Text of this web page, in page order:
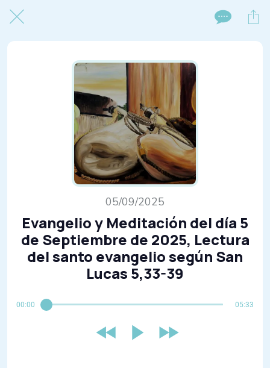
05/09/2025
Evangelio y Meditación del día 5
de Septiembre de 2025, Lectura
del santo evangelio según San
Lucas 5,33-39
00:00 05:33